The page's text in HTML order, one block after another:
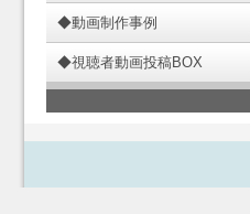
◆動画制作事例
◆視聴者動画投稿BOX